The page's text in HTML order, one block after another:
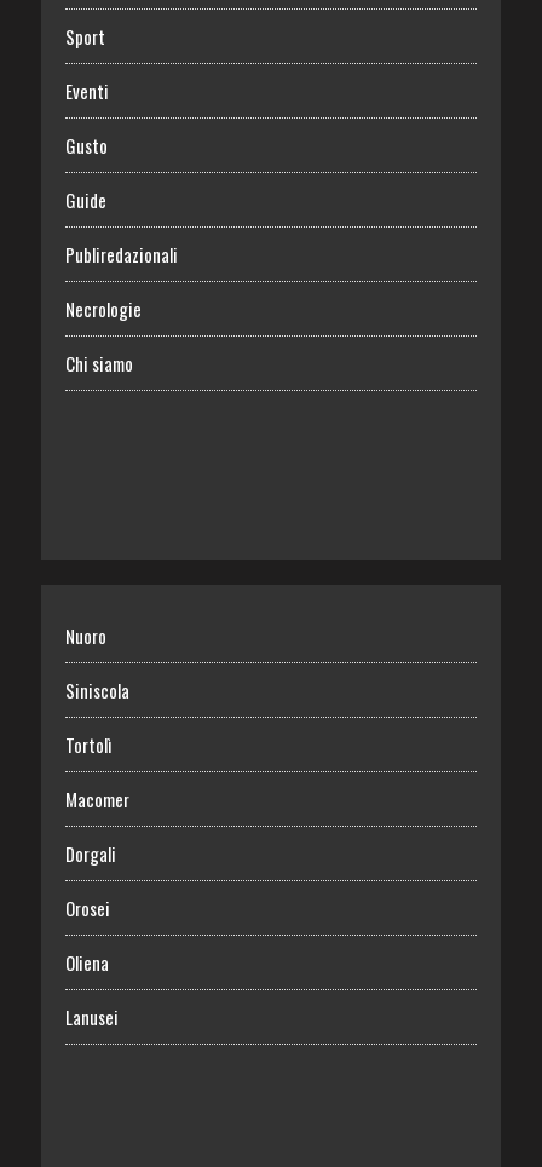
Sport
Eventi
Gusto
Guide
Publiredazionali
Necrologie
Chi siamo
Nuoro
Siniscola
Tortolì
Macomer
Dorgali
Orosei
Oliena
Lanusei